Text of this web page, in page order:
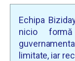
Echipa
nicio
limitate, iar